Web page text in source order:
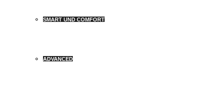
SMART UND COMFORT
ADVANCED